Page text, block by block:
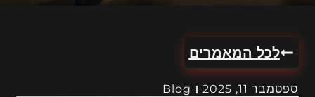
לכל המאמרים
ספטמבר 11, 2025 Blog